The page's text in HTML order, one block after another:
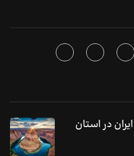
در استان